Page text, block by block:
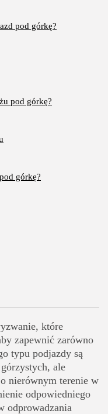
biurowcu: co
które
zapewnić zarówno
typu podjazdy są
ale
nierównym terenie w
odpowiedniego
odprowadzania
pod górkę?
pod górkę?
górkę?
górkę?